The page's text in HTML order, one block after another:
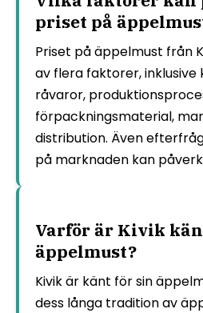
priset på
Priset på äppelmust från
av flera faktorer,
råvaror,
förpackningsmaterial,
distribution. Även
på marknaden kan
Varför är Kivik
äppelmust?
Kivik är känt för sin
dess långa tradition av